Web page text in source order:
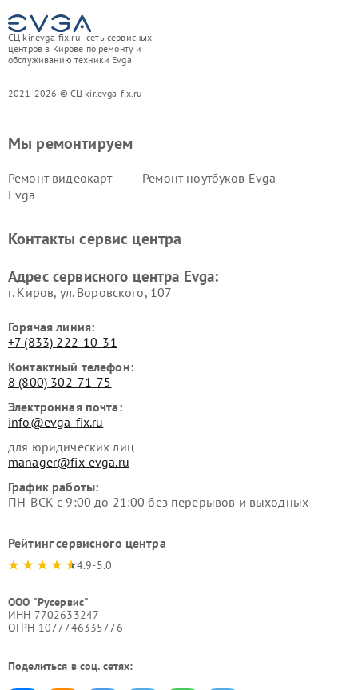
СЦ kir.evga-fix.ru - сеть сервисных
центров в Кирове по ремонту и
обслуживанию техники Evga
2021-2026 © СЦ kir.evga-fix.ru
Мы ремонтируем
Ремонт видеокарт
Evga
Ремонт ноутбуков Evga
Контакты сервис центра
Адрес сервисного центра Evga:
г. Киров, ул. Воровского, 107
Горячая линия:
+7 (833) 222-10-31
Контактный телефон:
8 (800) 302-71-75
Электронная почта:
info@evga-fix.ru
для юридических лиц
manager@fix-evga.ru
График работы:
ПН-ВСК с 9:00 до 21:00 без перерывов и выходных
Рейтинг сервисного центра
4.9-5.0
ООО "Русервис"
ИНН 7702633247
ОГРН 1077746335776
Поделиться в соц. сетях: